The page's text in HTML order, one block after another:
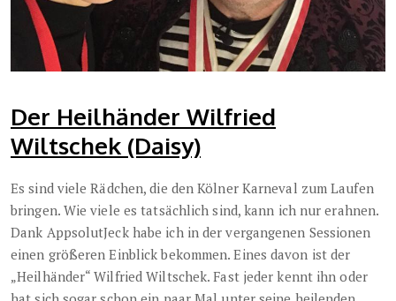
Der Heilhänder Wilfried
Wiltschek (Daisy)
Es sind viele Rädchen, die den Kölner Karneval zum Laufen
bringen. Wie viele es tatsächlich sind, kann ich nur erahnen.
Dank AppsolutJeck habe ich in der vergangenen Sessionen
einen größeren Einblick bekommen. Eines davon ist der
„Heilhänder“ Wilfried Wiltschek. Fast jeder kennt ihn oder